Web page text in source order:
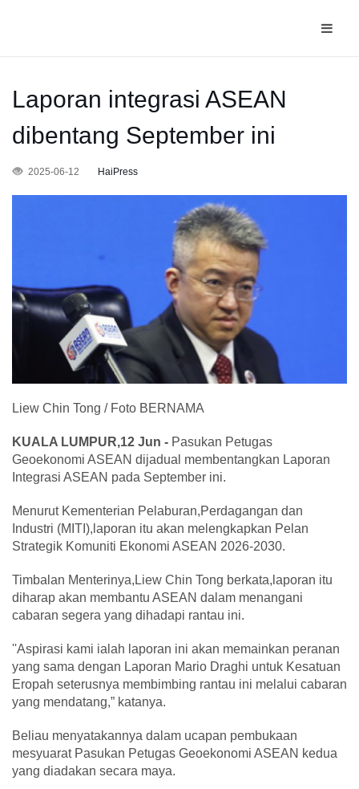
Laporan integrasi ASEAN
dibentang September ini
2025-06-12 HaiPress
Liew Chin Tong / Foto BERNAMA
KUALA LUMPUR,12 Jun - Pasukan Petugas
Geoekonomi ASEAN dijadual membentangkan Laporan
Integrasi ASEAN pada September ini.
Menurut Kementerian Pelaburan,Perdagangan dan
Industri (MITI),laporan itu akan melengkapkan Pelan
Strategik Komuniti Ekonomi ASEAN 2026-2030.
Timbalan Menterinya,Liew Chin Tong berkata,laporan itu
diharap akan membantu ASEAN dalam menangani
cabaran segera yang dihadapi rantau ini.
''Aspirasi kami ialah laporan ini akan memainkan peranan
yang sama dengan Laporan Mario Draghi untuk Kesatuan
Eropah seterusnya membimbing rantau ini melalui cabaran
yang mendatang,” katanya.
Beliau menyatakannya dalam ucapan pembukaan
mesyuarat Pasukan Petugas Geoekonomi ASEAN kedua
yang diadakan secara maya.